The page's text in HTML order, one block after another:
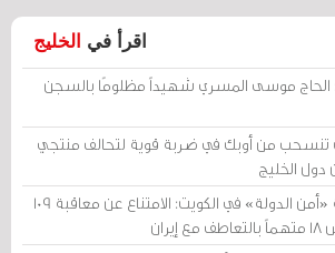
اقرأ في الخليج
الحاج موسى المسري شهيداً مظلومًا بالسجن
تنسحب من أوبك في ضربة قوية لتحالف منتجي
الخليج
محكمة «أمن الدولة» في الكويت: الامتناع عن معاقبة 109